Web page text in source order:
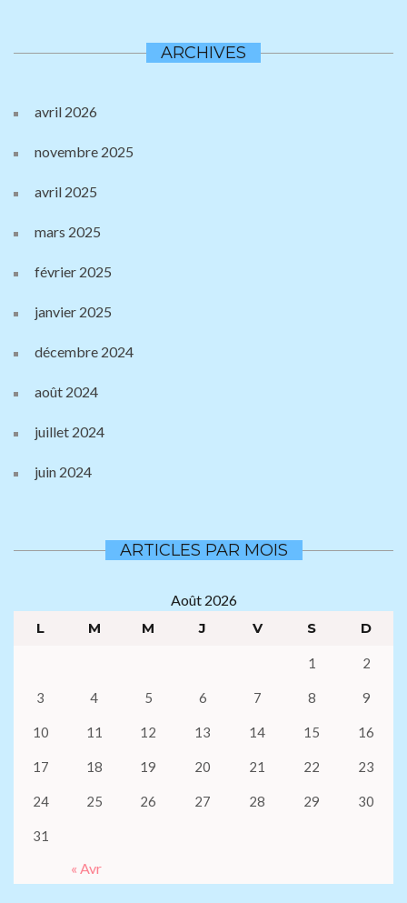
ARCHIVES
avril 2026
novembre 2025
avril 2025
mars 2025
février 2025
janvier 2025
décembre 2024
août 2024
juillet 2024
juin 2024
ARTICLES PAR MOIS
Août 2026
L
M M J V S D
1 2
3 4 5 6 7 8 9
10 11 12 13 14 15 16
17 18 19 20 21 22 23
24 25 26 27 28 29 30
31
« Avr